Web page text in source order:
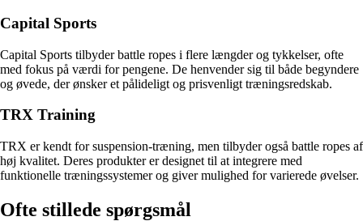
Capital Sports
Capital Sports tilbyder battle ropes i flere længder og tykkelser, ofte
med fokus på værdi for pengene. De henvender sig til både begyndere
og øvede, der ønsker et pålideligt og prisvenligt træningsredskab.
TRX Training
TRX er kendt for suspension-træning, men tilbyder også battle ropes af
høj kvalitet. Deres produkter er designet til at integrere med
funktionelle træningssystemer og giver mulighed for varierede øvelser.
Ofte stillede spørgsmål